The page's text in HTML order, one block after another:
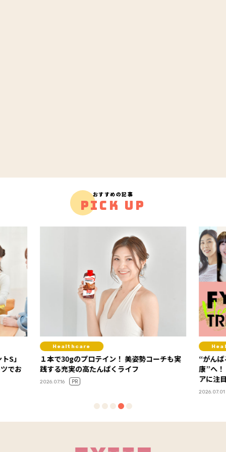
おすすめの記事
PICK UP
S」
でお
Healthcare
１本で30gのプロテイン！ 美姿勢コーチも実
践する充実の高たんぱくライフ
2026.07.16 PR
“がん
康”へ
アに注
2026.07.01